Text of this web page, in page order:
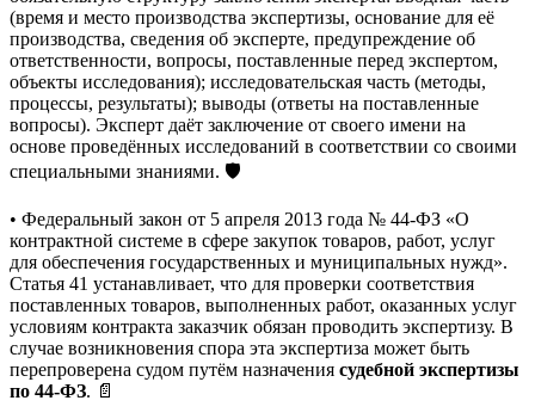
(время и место производства экспертизы, основание для её
производства, сведения об эксперте, предупреждение об
ответственности, вопросы, поставленные перед экспертом,
объекты исследования); исследовательская часть (методы,
процессы, результаты); выводы (ответы на поставленные
вопросы). Эксперт даёт заключение от своего имени на
основе проведённых исследований в соответствии со своими
специальными знаниями. 🛡️
• Федеральный закон от 5 апреля 2013 года № 44-ФЗ «О
контрактной системе в сфере закупок товаров, работ, услуг
для обеспечения государственных и муниципальных нужд».
Статья 41 устанавливает, что для проверки соответствия
поставленных товаров, выполненных работ, оказанных услуг
условиям контракта заказчик обязан проводить экспертизу. В
случае возникновения спора эта экспертиза может быть
перепроверена судом путём назначения судебной экспертизы
по 44-ФЗ. 📄